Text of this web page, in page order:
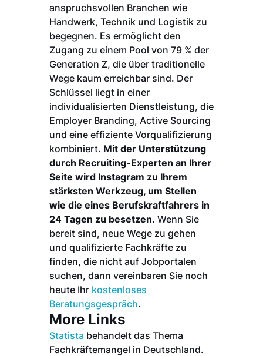
anspruchsvollen Branchen wie
Handwerk, Technik und Logistik zu
begegnen. Es ermöglicht den
Zugang zu einem Pool von 79 % der
Generation Z, die über traditionelle
Wege kaum erreichbar sind. Der
Schlüssel liegt in einer
individualisierten Dienstleistung, die
Employer Branding, Active Sourcing
und eine effiziente Vorqualifizierung
kombiniert. Mit der Unterstützung
durch Recruiting-Experten an Ihrer
Seite wird Instagram zu Ihrem
stärksten Werkzeug, um Stellen
wie die eines Berufskraftfahrers in
24 Tagen zu besetzen. Wenn Sie
bereit sind, neue Wege zu gehen
und qualifizierte Fachkräfte zu
finden, die nicht auf Jobportalen
suchen, dann vereinbaren Sie noch
heute Ihr kostenloses
Beratungsgespräch.
More Links
Statista behandelt das Thema
Fachkräftemangel in Deutschland.